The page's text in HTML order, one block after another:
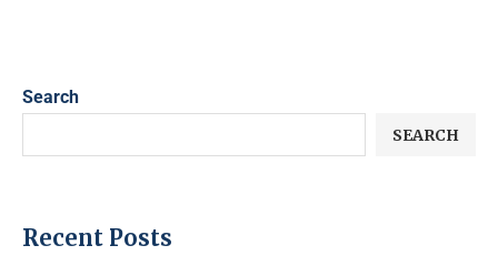
Search
SEARCH
Recent Posts